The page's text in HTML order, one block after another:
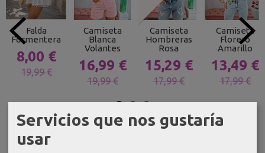
Falda
Formentera
8,00 €
19,99 €
Camiseta
Blanca
Volantes
16,99 €
19,99 €
Camiseta
Hombreras
Rosa
15,29 €
17,99 €
Camiseta
Florero
Amarillo
13,49 €
17,99 €
Servicios que nos gustaría
usar